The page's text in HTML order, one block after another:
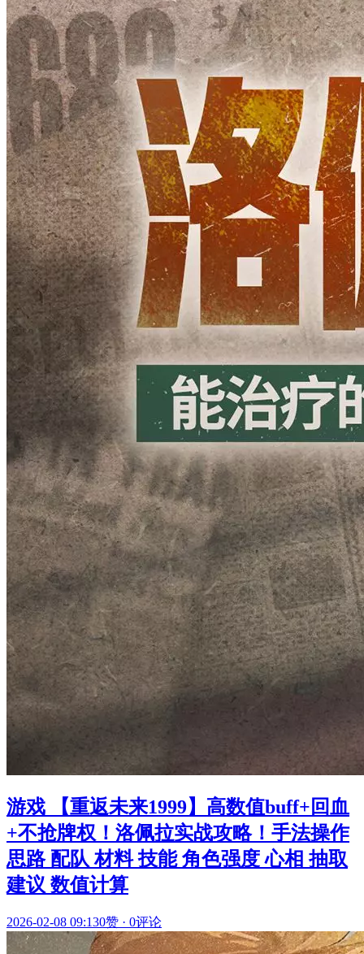
游戏 【重返未来1999】高数值buff+回血
+不抢牌权！洛佩拉实战攻略！手法操作
思路 配队 材料 技能 角色强度 心相 抽取
建议 数值计算
2026-02-08 09:130赞 · 0评论